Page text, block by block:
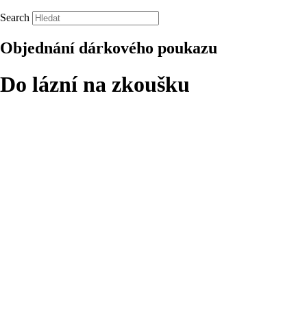
Search
Objednání dárkového poukazu
Do lázní na zkoušku